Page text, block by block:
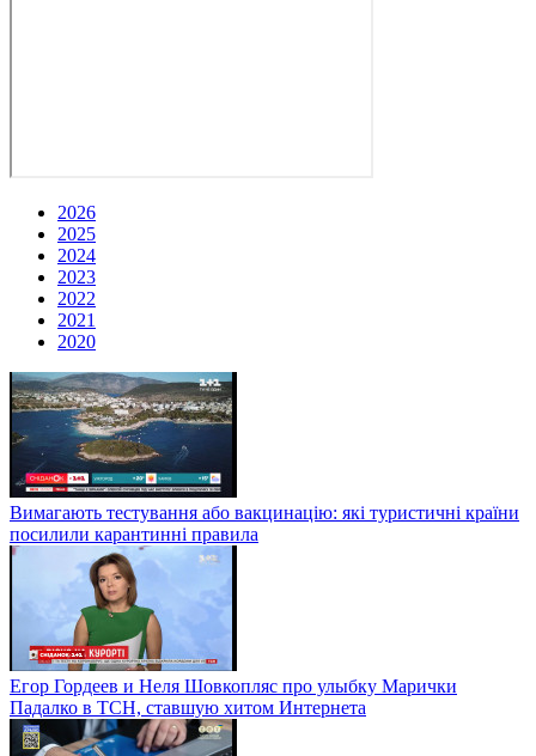
2026
2025
2024
2023
2022
2021
2020
Вимагають тестування або вакцинацію: які туристичні країни
посилили карантинні правила
Егор Гордеев и Неля Шовкопляс про улыбку Марички
Падалко в ТСН, ставшую хитом Интернета